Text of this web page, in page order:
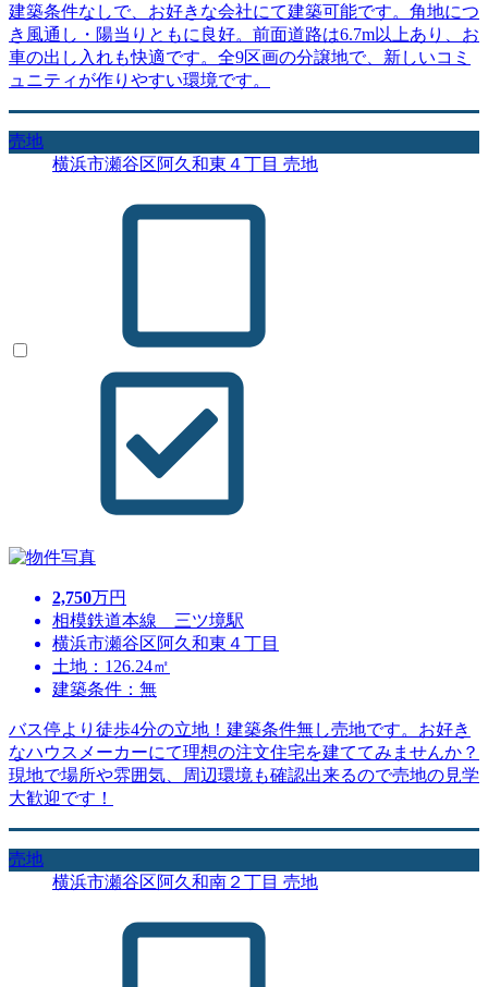
建築条件なしで、お好きな会社にて建築可能です。角地につ
き風通し・陽当りともに良好。前面道路は6.7m以上あり、お
車の出し入れも快適です。全9区画の分譲地で、新しいコミ
ュニティが作りやすい環境です。
売地
横浜市瀬谷区阿久和東４丁目 売地
2,750万円
相模鉄道本線 三ツ境駅
横浜市瀬谷区阿久和東４丁目
土地：126.24㎡
建築条件：無
バス停より徒歩4分の立地！建築条件無し売地です。お好き
なハウスメーカーにて理想の注文住宅を建ててみませんか？
現地で場所や雰囲気、周辺環境も確認出来るので売地の見学
大歓迎です！
売地
横浜市瀬谷区阿久和南２丁目 売地